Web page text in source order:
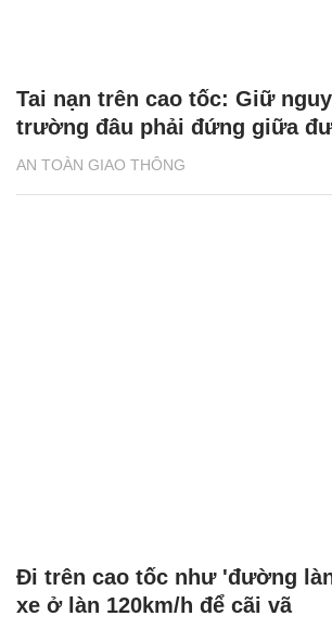
AN TOÀN GIAO THÔNG
Tai nạn trên cao tốc: Giữ
trường đâu phải đứng giữa
Đi trên cao tốc như 'đường
xe ở làn 120km/h để cãi vã